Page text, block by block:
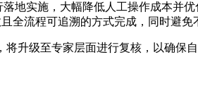
地实施，大幅降低人工操作成本并
流程可追溯的方式完成，同时避免
升级至专家层面进行复核，以确保